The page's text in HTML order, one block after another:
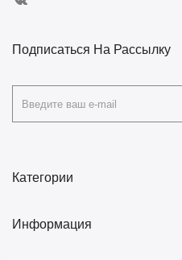
Категории
Информация
Подписаться На Рассылку